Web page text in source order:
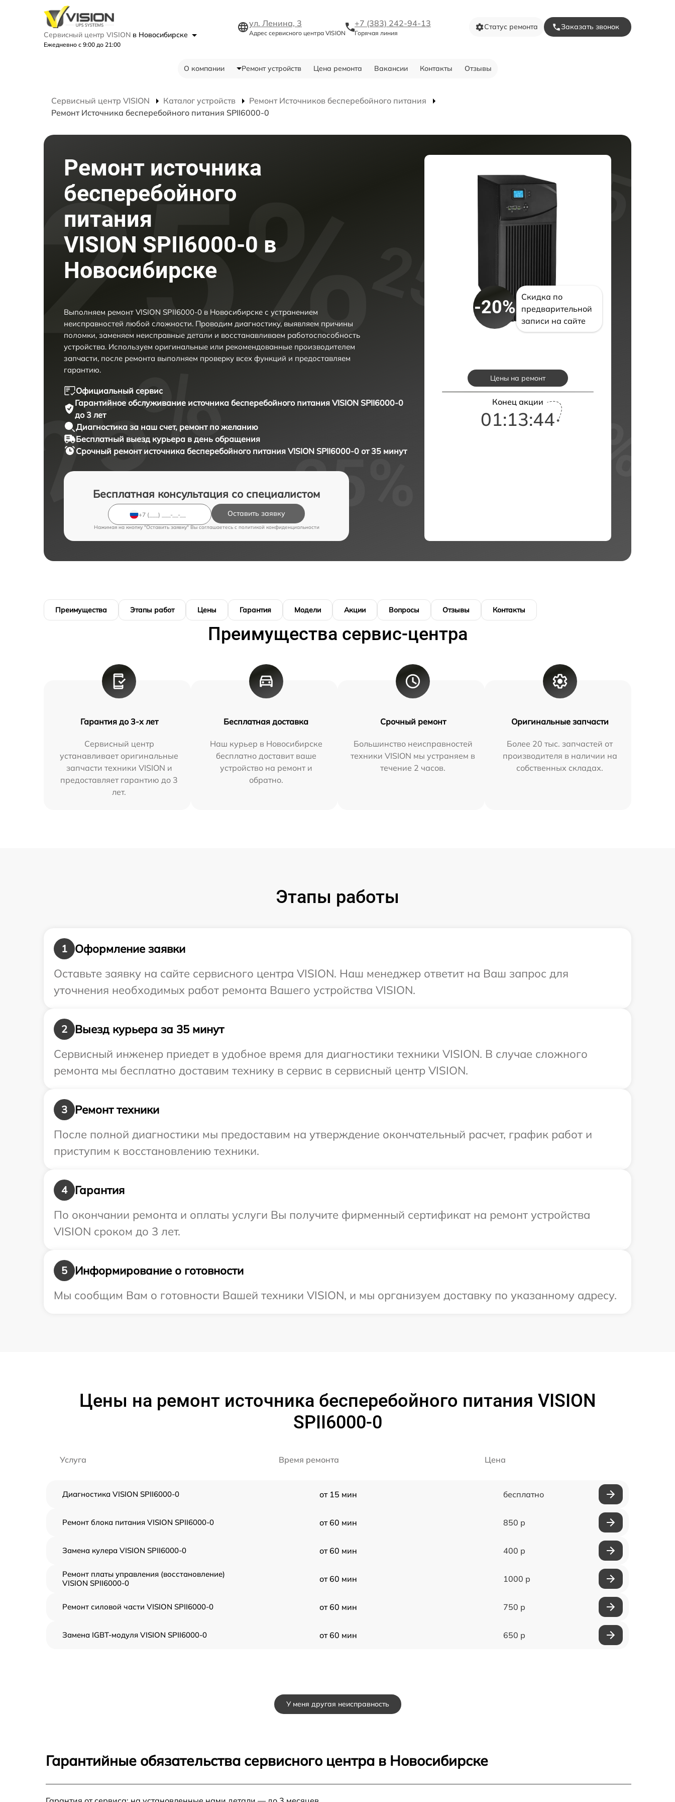
Сервисный центр VISION в Новосибирске
Ежедневно с 9:00 до 21:00
ул. Ленина, 3
Адрес сервисного центра VISION
+7 (383) 242-94-13
Горячая линия
Статус ремонта Заказать звонок
О компании Ремонт устройств Цена ремонта Вакансии Контакты Отзывы
Сервисный центр VISION Каталог устройств
Ремонт Источников бесперебойного питания
Ремонт Источника бесперебойного питания SPII6000-0
Ремонт источника
бесперебойного
питания
VISION SPII6000-0 в
Новосибирске
Выполняем ремонт VISION SPII6000-0 в Новосибирске с устранением
неисправностей любой сложности. Проводим диагностику, выявляем причины
поломки, заменяем неисправные детали и восстанавливаем работоспособность
устройства. Используем оригинальные или рекомендованные производителем
запчасти, после ремонта выполняем проверку всех функций и предоставляем
гарантию.
Официальный сервис
Гарантийное обслуживание источника бесперебойного питания VISION SPII6000-0
до 3 лет
Диагностика за наш счет, ремонт по желанию
Бесплатный выезд курьера в день обращения
Срочный ремонт источника бесперебойного питания VISION SPII6000-0 от 35 минут
Бесплатная консультация со специалистом
Оставить заявку
Нажимая на кнопку "Оставить заявку" Вы соглашаетесь c политикой конфиденциальности
-20%
Скидка по
предварительной
записи на сайте
Цены на ремонт
Конец акции
01:13:43
Преимущества Этапы работ Цены Гарантия Модели Акции Вопросы Отзывы Контакты
Преимущества сервис-центра
Гарантия до 3-х лет
Сервисный центр
устанавливает оригинальные
запчасти техники VISION и
предоставляет гарантию до 3
лет.
Бесплатная доставка
Наш курьер в Новосибирске
бесплатно доставит ваше
устройство на ремонт и
обратно.
Срочный ремонт
Большинство неисправностей
техники VISION мы устраняем в
течение 2 часов.
Оригинальные запчасти
Более 20 тыс. запчастей от
производителя в наличии на
собственных складах.
Этапы работы
1
Оформление заявки
Оставьте заявку на сайте сервисного центра VISION. Наш менеджер ответит на Ваш запрос для
уточнения необходимых работ ремонта Вашего устройства VISION.
2
Выезд курьера за 35 минут
Сервисный инженер приедет в удобное время для диагностики техники VISION. В случае сложного
ремонта мы бесплатно доставим технику в сервис в сервисный центр VISION.
3
Ремонт техники
После полной диагностики мы предоставим на утверждение окончательный расчет, график работ и
приступим к восстановлению техники.
4
Гарантия
По окончании ремонта и оплаты услуги Вы получите фирменный сертификат на ремонт устройства
VISION сроком до 3 лет.
5
Информирование о готовности
Мы сообщим Вам о готовности Вашей техники VISION, и мы организуем доставку по указанному адресу.
Цены на ремонт источника бесперебойного питания VISION
SPII6000-0
Услуга Время ремонта Цена
Диагностика VISION SPII6000-0 от 15 мин бесплатно
Ремонт блока питания VISION SPII6000-0 от 60 мин 850 р
Замена кулера VISION SPII6000-0 от 60 мин 400 р
Ремонт платы управления (восстановление)
VISION SPII6000-0
от 60 мин 1000 р
Ремонт силовой части VISION SPII6000-0 от 60 мин 750 р
Замена IGBT-модуля VISION SPII6000-0 от 60 мин 650 р
У меня другая неисправность
Гарантийные обязательства сервисного центра в Новосибирске